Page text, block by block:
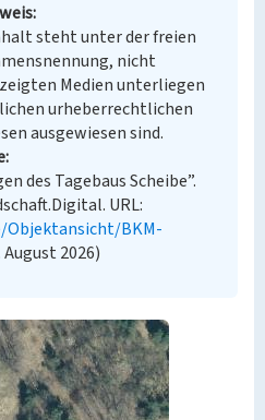
steht unter der freien
nicht
Medien unterliegen
urheberrechtlichen
ausgewiesen sind.
des Tagebaus Scheibe”.
URL:
BKM-
2026)